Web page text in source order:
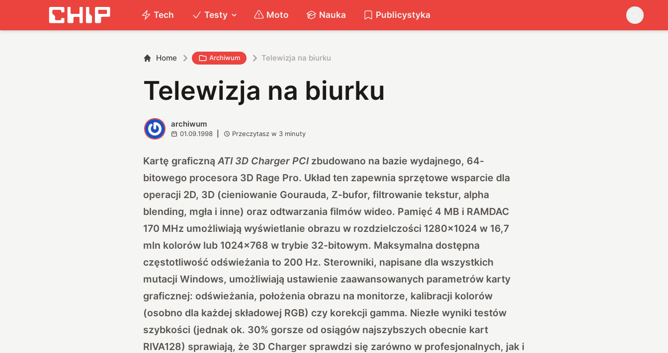
Tech Testy Moto Nauka Publicystyka
Home Archiwum Telewizja na biurku
Telewizja na biurku
A archiwum
01.09.1998 Przeczytasz w 3 minuty
Kartę graficzną ATI 3D Charger PCIzbudowano na bazie wydajnego, 64-
bitowego procesora 3D Rage Pro. Układ ten zapewnia sprzętowe wsparcie dla
operacji 2D, 3D (cieniowanie Gourauda, Z-bufor, filtrowanie tekstur, alpha
blending, mgła i inne) oraz odtwarzania filmów wideo. Pamięć 4 MB i RAMDAC
170 MHz umożliwiają wyświetlanie obrazu w rozdzielczości 1280×1024 w 16,7
mln kolorów lub 1024×768 w trybie 32-bitowym. Maksymalna dostępna
częstotliwość odświeżania to 200 Hz. Sterowniki, napisane dla wszystkich
mutacji Windows, umożliwiają ustawienie zaawansowanych parametrów karty
graficznej: odświeżania, położenia obrazu na monitorze, kalibracji kolorów
(osobno dla każdej składowej RGB) czy korekcji gamma. Niezłe wyniki testów
szybkości (jednak ok. 30% gorsze od osiągów najszybszych obecnie kart
RIVA128) sprawiają, że 3D Charger sprawdzi się zarówno w profesjonalnych, jak i